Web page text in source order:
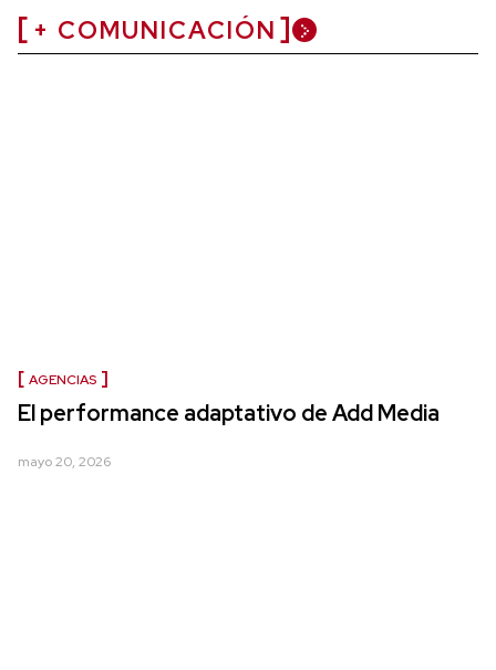
+ COMUNICACIÓN
AGENCIAS
El performance adaptativo de Add Media
mayo 20, 2026